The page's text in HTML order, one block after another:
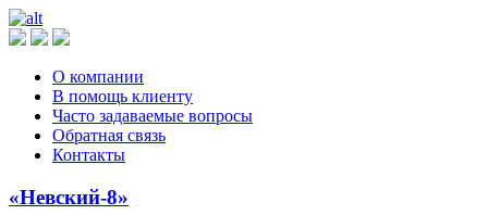
О компании
В помощь клиенту
Часто задаваемые вопросы
Обратная связь
Контакты
«Невский-8»